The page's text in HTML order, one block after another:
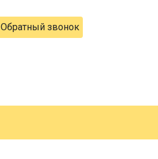
Обратный звонок